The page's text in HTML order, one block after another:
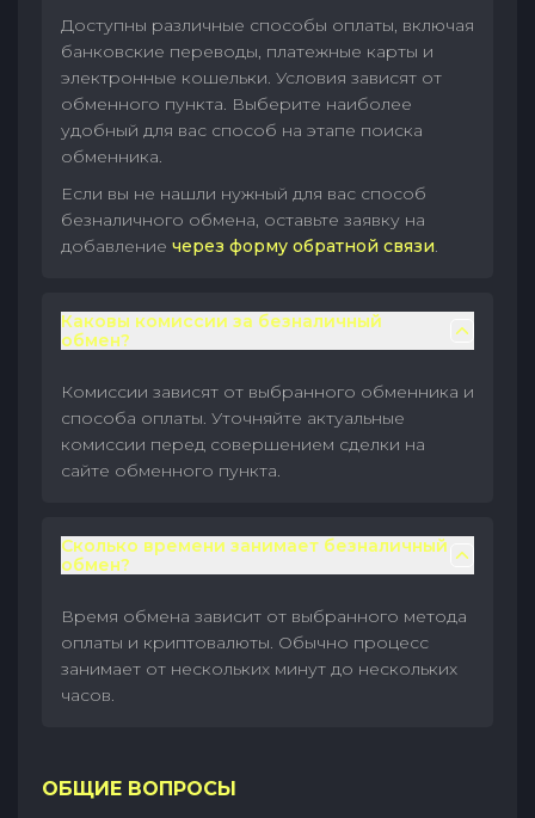
Доступны различные способы оплаты, включая
банковские переводы, платежные карты и
электронные кошельки. Условия зависят от
обменного пункта. Выберите наиболее
удобный для вас способ на этапе поиска
обменника.
Если вы не нашли нужный для вас способ
безналичного обмена, оставьте заявку на
добавление через форму обратной связи.
Каковы комиссии за безналичный
обмен?
Комиссии зависят от выбранного обменника и
способа оплаты. Уточняйте актуальные
комиссии перед совершением сделки на
сайте обменного пункта.
Сколько времени занимает безналичный
обмен?
Время обмена зависит от выбранного метода
оплаты и криптовалюты. Обычно процесс
занимает от нескольких минут до нескольких
часов.
ОБЩИЕ ВОПРОСЫ